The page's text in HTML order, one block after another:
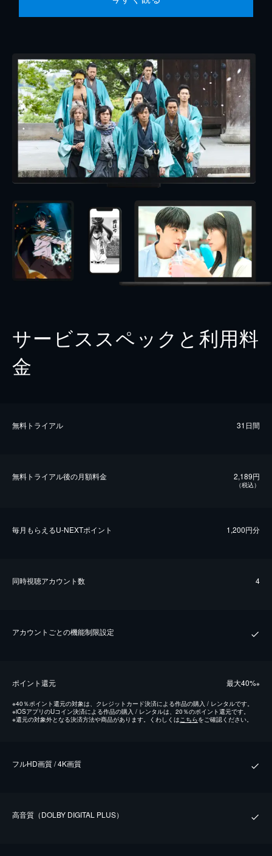
サービススペックと利用料
金
無料トライアル 31日間
無料トライアル後の⽉額料金 2,189円
（税込）
毎⽉もらえるU-NEXTポイント 1,200円分
同時視聴アカウント数 4
アカウントごとの機能制限設定
ポイント還元 最⼤40%※
※40％ポイント還元の対象は、クレジットカード決済による作品の購入 / レンタルです。
※iOSアプリのUコイン決済による作品の購入 / レンタルは、20％のポイント還元です。
※還元の対象外となる決済方法や商品があります。くわしくはこちらをご確認ください。
フルHD画質 / 4K画質
⾼⾳質（DOLBY DIGITAL PLUS）